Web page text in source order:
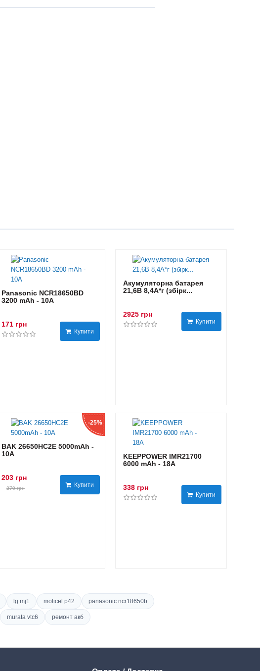
Panasonic NCR18650BD
3200 mAh - 10А
171 грн
Купити
Акумуляторна батарея
21,6В 8,4A*г (збірк...
2925 грн
Купити
-25%
BAK 26650HC2E 5000mAh -
10А
203 грн
270 грн Купити
KEEPPOWER IMR21700
6000 mAh - 18А
338 грн
Купити
lg mj1 molicel p42 panasonic ncr18650b
murata vtc6 ремонт акб